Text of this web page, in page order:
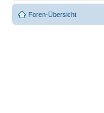
Foren-Übersicht